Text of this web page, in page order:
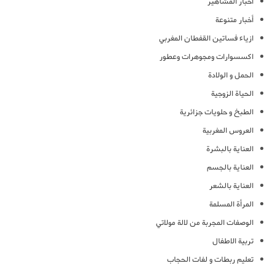
أخبار متنوعة
ازياء فساتين القفطان المغربي
اكسسوارات ومجوهرات وعطور
الحمل و الولادة
الحياة الزوجية
الطبخ و حلويات جزائرية
العروس المغربية
العناية بالبشرة
العناية بالجسم
العناية بالشعر
المرأة المسلمة
الوصفات المجربة من لالة مولاتي
تربية الاطفال
تعليم ربطات و لفات الحجاب